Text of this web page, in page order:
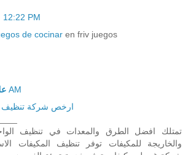
12:22 PM
de cocinar en friv juegos
9:53 AM
ارخص شركة تنظيف
تمتلك افضل الطرق والمعدات في تنظيف
والخاريجة للمكيفات توفر تنظيف المكيفات